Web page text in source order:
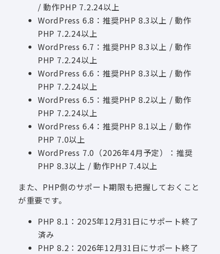
/ 動作PHP 7.2.24以上
WordPress 6.8：推奨PHP 8.3以上 / 動作
PHP 7.2.24以上
WordPress 6.7：推奨PHP 8.3以上 / 動作
PHP 7.2.24以上
WordPress 6.6：推奨PHP 8.3以上 / 動作
PHP 7.2.24以上
WordPress 6.5：推奨PHP 8.2以上 / 動作
PHP 7.2.24以上
WordPress 6.4：推奨PHP 8.1以上 / 動作
PHP 7.0以上
WordPress 7.0（2026年4月予定）：推奨
PHP 8.3以上 / 動作PHP 7.4以上
また、PHP側のサポート期限も把握しておくこと
が重要です。
PHP 8.1：2025年12月31日にサポート終了
済み
PHP 8.2：2026年12月31日にサポート終了